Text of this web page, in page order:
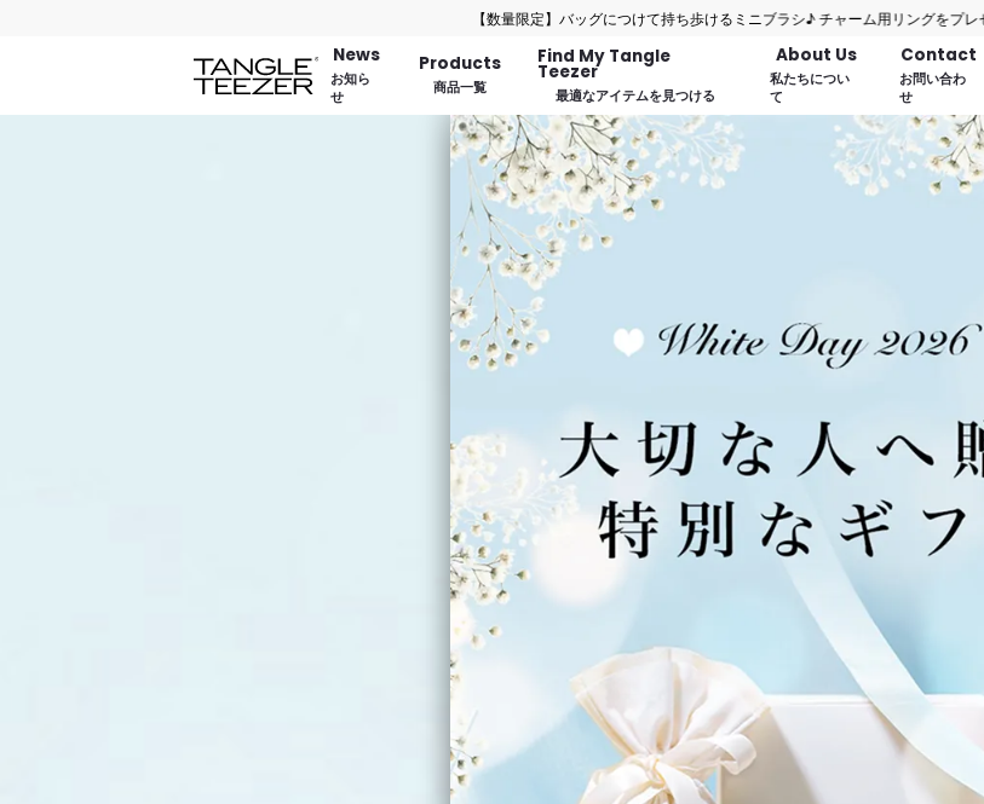
【数量限定】バッグにつけて持ち歩けるミニブラシ♪ チャーム用リングをプレゼント！
News
お知ら
せ
Products
商品一覧
Find My Tangle
Teezer
最適なアイテムを見つける
About Us
私たちについ
て
Contact
お問い合わ
せ